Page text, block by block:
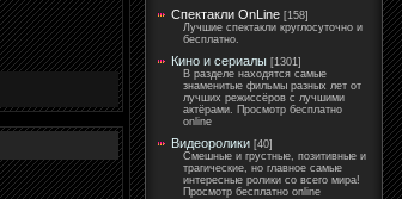
Спектакли OnLine [158]
Лучшие спектакли круглосуточно и
бесплатно.
Кино и сериалы [1301]
В разделе находятся самые
знаменитые фильмы разных лет от
лучших режиссёров с лучшими
актёрами. Просмотр бесплатно
online
Видеоролики [40]
Смешные и грустные, позитивные и
трагические, но главное самые
интересные ролики со всего мира!
Просмотр бесплатно online